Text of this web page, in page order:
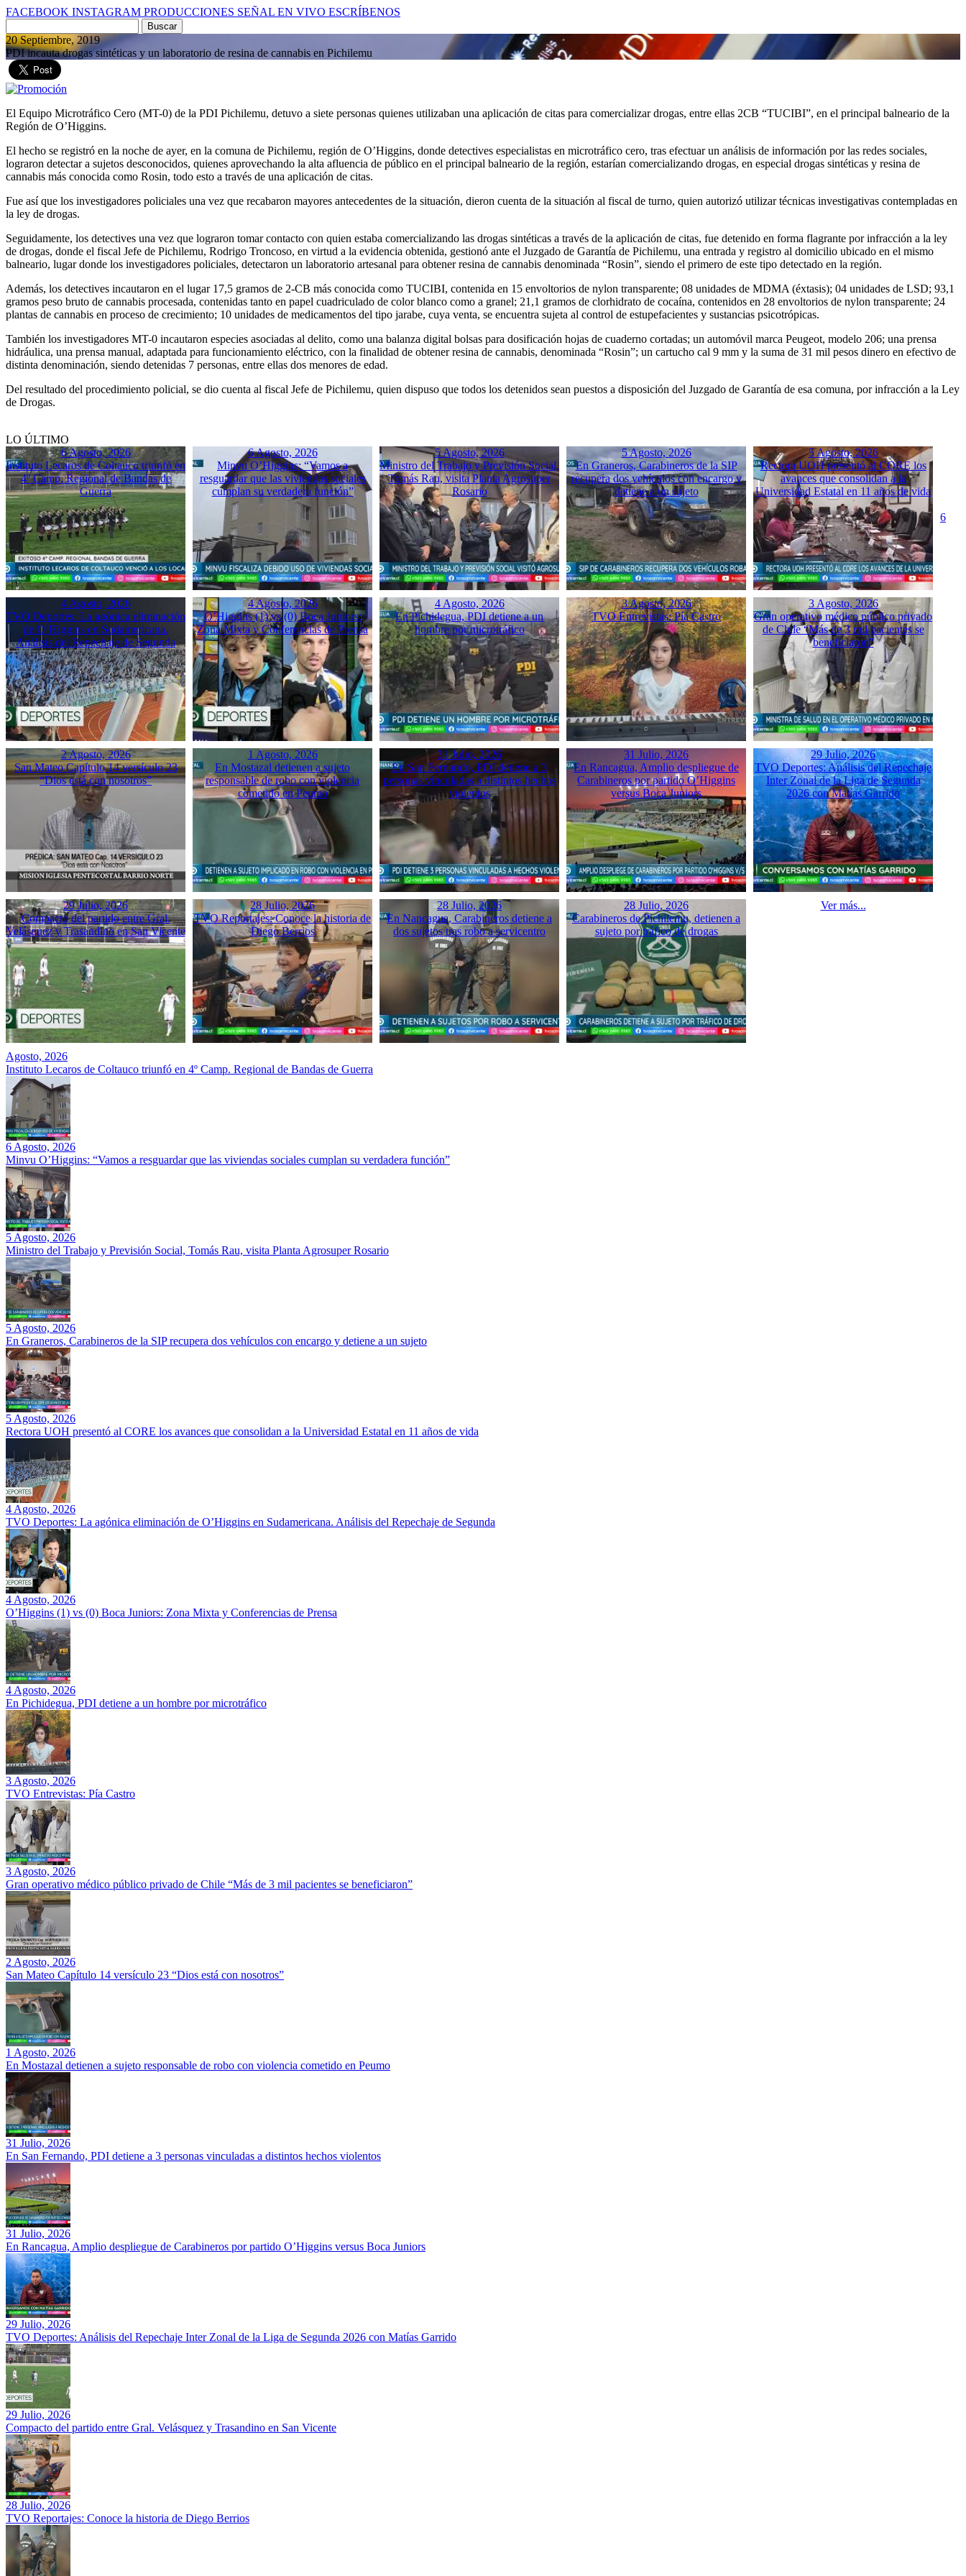
FACEBOOK INSTAGRAM PRODUCCIONES SEÑAL EN VIVO ESCRÍBENOS
por:
20 Septiembre, 2019
PDI incauta drogas sintéticas y un laboratorio de resina de cannabis en Pichilemu
El Equipo Microtráfico Cero (MT-0) de la PDI Pichilemu, detuvo a siete personas quienes utilizaban una aplicación de citas para comercializar drogas, entre ellas 2CB “TUCIBI”, en el principal balneario de la
Región de O’Higgins.
El hecho se registró en la noche de ayer, en la comuna de Pichilemu, región de O’Higgins, donde detectives especialistas en microtráfico cero, tras efectuar un análisis de información por las redes sociales,
lograron detectar a sujetos desconocidos, quienes aprovechando la alta afluencia de público en el principal balneario de la región, estarían comercializando drogas, en especial drogas sintéticas y resina de
cannabis más conocida como Rosin, todo esto a través de una aplicación de citas.
Fue así que los investigadores policiales una vez que recabaron mayores antecedentes de la situación, dieron cuenta de la situación al fiscal de turno, quien autorizó utilizar técnicas investigativas contempladas en
la ley de drogas.
Seguidamente, los detectives una vez que lograron tomar contacto con quien estaba comercializando las drogas sintéticas a través de la aplicación de citas, fue detenido en forma flagrante por infracción a la ley
de drogas, donde el fiscal Jefe de Pichilemu, Rodrigo Troncoso, en virtud a la evidencia obtenida, gestionó ante el Juzgado de Garantía de Pichilemu, una entrada y registro al domicilio ubicado en el mismo
balneario, lugar donde los investigadores policiales, detectaron un laboratorio artesanal para obtener resina de cannabis denominada “Rosin”, siendo el primero de este tipo detectado en la región.
Además, los detectives incautaron en el lugar 17,5 gramos de 2-CB más conocida como TUCIBI, contenida en 15 envoltorios de nylon transparente; 08 unidades de MDMA (éxtasis); 04 unidades de LSD; 93,1
gramos peso bruto de cannabis procesada, contenidas tanto en papel cuadriculado de color blanco como a granel; 21,1 gramos de clorhidrato de cocaína, contenidos en 28 envoltorios de nylon transparente; 24
plantas de cannabis en proceso de crecimiento; 10 unidades de medicamentos del tipo jarabe, cuya venta, se encuentra sujeta al control de estupefacientes y sustancias psicotrópicas.
También los investigadores MT-0 incautaron especies asociadas al delito, como una balanza digital bolsas para dosificación hojas de cuaderno cortadas; un automóvil marca Peugeot, modelo 206; una prensa
hidráulica, una prensa manual, adaptada para funcionamiento eléctrico, con la finalidad de obtener resina de cannabis, denominada “Rosin”; un cartucho cal 9 mm y la suma de 31 mil pesos dinero en efectivo de
distinta denominación, siendo detenidas 7 personas, entre ellas dos menores de edad.
Del resultado del procedimiento policial, se dio cuenta al fiscal Jefe de Pichilemu, quien dispuso que todos los detenidos sean puestos a disposición del Juzgado de Garantía de esa comuna, por infracción a la Ley
de Drogas.
LO ÚLTIMO
6 Agosto, 2026
Instituto Lecaros de Coltauco triunfó en
4º Camp. Regional de Bandas de
Guerra
6 Agosto, 2026
Minvu O’Higgins: “Vamos a
resguardar que las viviendas sociales
cumplan su verdadera función”
5 Agosto, 2026
Ministro del Trabajo y Previsión Social,
Tomás Rau, visita Planta Agrosuper
Rosario
5 Agosto, 2026
En Graneros, Carabineros de la SIP
recupera dos vehículos con encargo y
detiene a un sujeto
5 Agosto, 2026
Rectora UOH presentó al CORE los
avances que consolidan a la
Universidad Estatal en 11 años de vida
4 Agosto, 2026
TVO Deportes: La agónica eliminación
de O’Higgins en Sudamericana.
Análisis del Repechaje de Segunda
4 Agosto, 2026
O’Higgins (1) vs (0) Boca Juniors:
Zona Mixta y Conferencias de Prensa
4 Agosto, 2026
En Pichidegua, PDI detiene a un
hombre por microtráfico
3 Agosto, 2026
TVO Entrevistas: Pía Castro
3 Agosto, 2026
Gran operativo médico público privado
de Chile “Más de 3 mil pacientes se
beneficiaron”
2 Agosto, 2026
San Mateo Capítulo 14 versículo 23
“Dios está con nosotros”
1 Agosto, 2026
En Mostazal detienen a sujeto
responsable de robo con violencia
cometido en Peumo
31 Julio, 2026
En San Fernando, PDI detiene a 3
personas vinculadas a distintos hechos
violentos
31 Julio, 2026
En Rancagua, Amplio despliegue de
Carabineros por partido O’Higgins
versus Boca Juniors
29 Julio, 2026
TVO Deportes: Análisis del Repechaje
Inter Zonal de la Liga de Segunda
2026 con Matías Garrido
29 Julio, 2026
Compacto del partido entre Gral.
Velásquez y Trasandino en San Vicente
28 Julio, 2026
TVO Reportajes: Conoce la historia de
Diego Berrios
28 Julio, 2026
En Nancagua, Carabineros detiene a
dos sujetos tras robo a servicentro
28 Julio, 2026
Carabineros de Pichilemu, detienen a
sujeto por tráfico de drogas
Ver más...
6
Agosto, 2026
Instituto Lecaros de Coltauco triunfó en 4º Camp. Regional de Bandas de Guerra
6 Agosto, 2026
Minvu O’Higgins: “Vamos a resguardar que las viviendas sociales cumplan su verdadera función”
5 Agosto, 2026
Ministro del Trabajo y Previsión Social, Tomás Rau, visita Planta Agrosuper Rosario
5 Agosto, 2026
En Graneros, Carabineros de la SIP recupera dos vehículos con encargo y detiene a un sujeto
5 Agosto, 2026
Rectora UOH presentó al CORE los avances que consolidan a la Universidad Estatal en 11 años de vida
4 Agosto, 2026
TVO Deportes: La agónica eliminación de O’Higgins en Sudamericana. Análisis del Repechaje de Segunda
4 Agosto, 2026
O’Higgins (1) vs (0) Boca Juniors: Zona Mixta y Conferencias de Prensa
4 Agosto, 2026
En Pichidegua, PDI detiene a un hombre por microtráfico
3 Agosto, 2026
TVO Entrevistas: Pía Castro
3 Agosto, 2026
Gran operativo médico público privado de Chile “Más de 3 mil pacientes se beneficiaron”
2 Agosto, 2026
San Mateo Capítulo 14 versículo 23 “Dios está con nosotros”
1 Agosto, 2026
En Mostazal detienen a sujeto responsable de robo con violencia cometido en Peumo
31 Julio, 2026
En San Fernando, PDI detiene a 3 personas vinculadas a distintos hechos violentos
31 Julio, 2026
En Rancagua, Amplio despliegue de Carabineros por partido O’Higgins versus Boca Juniors
29 Julio, 2026
TVO Deportes: Análisis del Repechaje Inter Zonal de la Liga de Segunda 2026 con Matías Garrido
29 Julio, 2026
Compacto del partido entre Gral. Velásquez y Trasandino en San Vicente
28 Julio, 2026
TVO Reportajes: Conoce la historia de Diego Berrios